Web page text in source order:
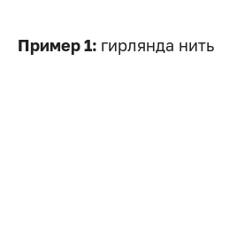
Пример 1: гирлянда нить